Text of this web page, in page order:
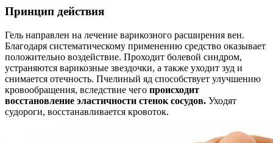
Принцип действия
Гель направлен на лечение варикозного расширения вен.
Благодаря систематическому применению средство оказывает
положительно воздействие. Проходит болевой синдром,
устраняются варикозные звездочки, а также уходит зуд и
снимается отечность. Пчелиный яд способствует улучшению
кровообращения, вследствие чего происходит
восстановление эластичности стенок сосудов. Уходят
судороги, восстанавливается кровоток.